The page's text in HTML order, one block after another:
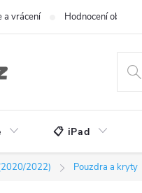
a vrácení Hodnocení obchodu
📋 iPad
2022) Pouzdra a kryty